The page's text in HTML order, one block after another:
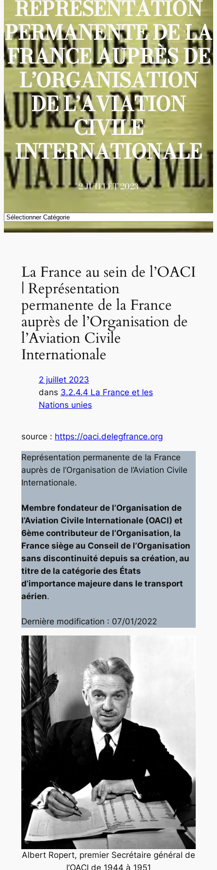
REPRÉSENTATION
PERMANENTE DE LA
FRANCE AUPRÈS DE
L’ORGANISATION
DE L’AVIATION
CIVILE
INTERNATIONALE
2 JUILLET 2023
Catégories
La France au sein de l’OACI
| Représentation
permanente de la France
auprès de l’Organisation de
l’Aviation Civile
Internationale
2 juillet 2023
dans 3.2.4.4 La France et les
Nations unies
source : https://oaci.delegfrance.org
Représentation permanente de la France
auprès de l’Organisation de l’Aviation Civile
Internationale.
Membre fondateur de l’Organisation de
l’Aviation Civile Internationale (OACI) et
6ème contributeur de l’Organisation, la
France siège au Conseil de l’Organisation
sans discontinuité depuis sa création, au
titre de la catégorie des États
d’importance majeure dans le transport
aérien.
Dernière modification : 07/01/2022
Albert Ropert, premier Secrétaire général de
l’OACI de 1944 à 1951